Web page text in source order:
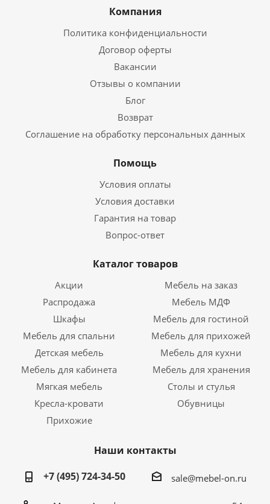
Компания
Политика конфиденциальности
Договор оферты
Вакансии
Отзывы о компании
Блог
Возврат
Соглашение на обработку персональных данных
Помощь
Условия оплаты
Условия доставки
Гарантия на товар
Вопрос-ответ
Каталог товаров
Акции
Мебель на заказ
Распродажа
Мебель МДФ
Шкафы
Мебель для гостиной
Мебель для спальни
Мебель для прихожей
Детская мебель
Мебель для кухни
Мебель для кабинета
Мебель для хранения
Мягкая мебель
Столы и стулья
Кресла-кровати
Обувницы
Прихожие
Наши контакты
+7 (495) 724-34-50
sale@mebel-on.ru